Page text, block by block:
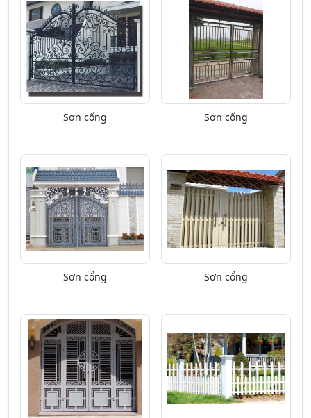
Sơn cổng Sơn cổng
Sơn cổng Sơn cổng